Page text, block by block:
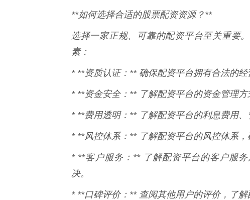
**如何选择合适的股票配资资源？**
选择一家正规、可靠的配资平台至关重要
素：
* **资质认证：** 确保配资平台拥有合法的
* **资金安全：** 了解配资平台的资金管理方
* **费用透明：** 了解配资平台的利息费用
* **风控体系：** 了解配资平台的风控体系，
* **客户服务：** 了解配资平台的客户服
决。
* **口碑评价：** 查阅其他用户的评价，了解